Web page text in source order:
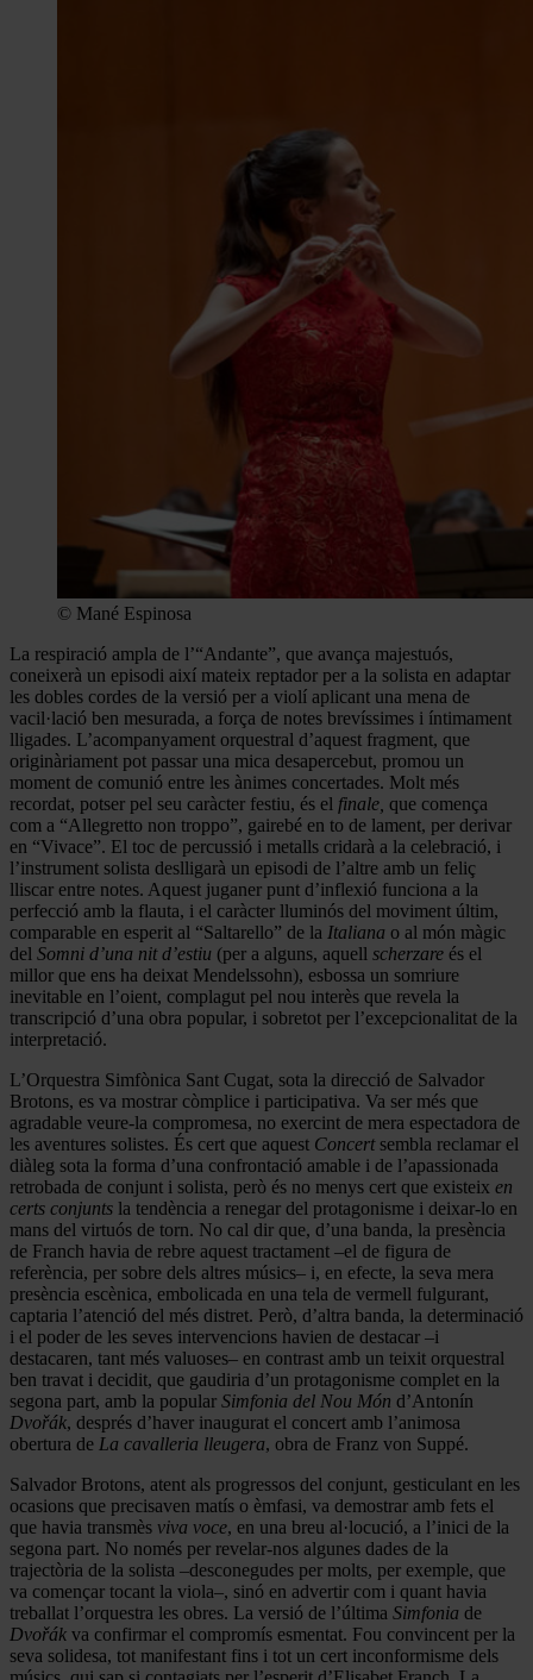
© Mané Espinosa
La respiració ampla de l’“Andante”, que avança majestuós,
coneixerà un episodi així mateix reptador per a la solista en adaptar
les dobles cordes de la versió per a violí aplicant una mena de
vacil·lació ben mesurada, a força de notes brevíssimes i íntimament
lligades. L’acompanyament orquestral d’aquest fragment, que
originàriament pot passar una mica desapercebut, promou un
moment de comunió entre les ànimes concertades. Molt més
recordat, potser pel seu caràcter festiu, és el finale, que comença
com a “Allegretto non troppo”, gairebé en to de lament, per derivar
en “Vivace”. El toc de percussió i metalls cridarà a la celebració, i
l’instrument solista deslligarà un episodi de l’altre amb un feliç
lliscar entre notes. Aquest juganer punt d’inflexió funciona a la
perfecció amb la flauta, i el caràcter lluminós del moviment últim,
comparable en esperit al “Saltarello” de la Italiana o al món màgic
del Somni d’una nit d’estiu (per a alguns, aquell scherzare és el
millor que ens ha deixat Mendelssohn), esbossa un somriure
inevitable en l’oient, complagut pel nou interès que revela la
transcripció d’una obra popular, i sobretot per l’excepcionalitat de la
interpretació.
L’Orquestra Simfònica Sant Cugat, sota la direcció de Salvador
Brotons, es va mostrar còmplice i participativa. Va ser més que
agradable veure-la compromesa, no exercint de mera espectadora de
les aventures solistes. És cert que aquest Concertsembla reclamar el
diàleg sota la forma d’una confrontació amable i de l’apassionada
retrobada de conjunt i solista, però és no menys cert que existeix en
certs conjunts la tendència a renegar del protagonisme i deixar-lo en
mans del virtuós de torn. No cal dir que, d’una banda, la presència
de Franch havia de rebre aquest tractament –el de figura de
referència, per sobre dels altres músics– i, en efecte, la seva mera
presència escènica, embolicada en una tela de vermell fulgurant,
captaria l’atenció del més distret. Però, d’altra banda, la determinació
i el poder de les seves intervencions havien de destacar –i
destacaren, tant més valuoses– en contrast amb un teixit orquestral
ben travat i decidit, que gaudiria d’un protagonisme complet en la
segona part, amb la popular Simfonia del Nou Món d’Antonín
Dvořák, després d’haver inaugurat el concert amb l’animosa
obertura de La cavalleria lleugera, obra de Franz von Suppé.
Salvador Brotons, atent als progressos del conjunt, gesticulant en les
ocasions que precisaven matís o èmfasi, va demostrar amb fets el
que havia transmès viva voce, en una breu al·locució, a l’inici de la
segona part. No només per revelar-nos algunes dades de la
trajectòria de la solista –desconegudes per molts, per exemple, que
va començar tocant la viola–, sinó en advertir com i quant havia
treballat l’orquestra les obres. La versió de l’última Simfonia de
Dvořák va confirmar el compromís esmentat. Fou convincent per la
seva solidesa, tot manifestant fins i tot un cert inconformisme dels